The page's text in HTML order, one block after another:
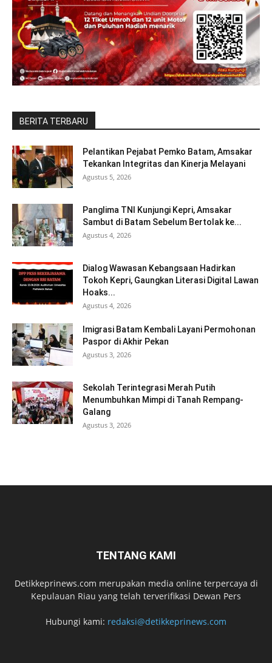
BERITA TERBARU
Pelantikan Pejabat Pemko Batam, Amsakar
Tekankan Integritas dan Kinerja Melayani
Agustus 5, 2026
Panglima TNI Kunjungi Kepri, Amsakar
Sambut di Batam Sebelum Bertolak ke...
Agustus 4, 2026
Dialog Wawasan Kebangsaan Hadirkan
Tokoh Kepri, Gaungkan Literasi Digital Lawan
Hoaks...
Agustus 4, 2026
Imigrasi Batam Kembali Layani Permohonan
Paspor di Akhir Pekan
Agustus 3, 2026
Sekolah Terintegrasi Merah Putih
Menumbuhkan Mimpi di Tanah Rempang-
Galang
Agustus 3, 2026
TENTANG KAMI
Detikkeprinews.com merupakan media online terpercaya di
Kepulauan Riau yang telah terverifikasi Dewan Pers
Hubungi kami: redaksi@detikkeprinews.com